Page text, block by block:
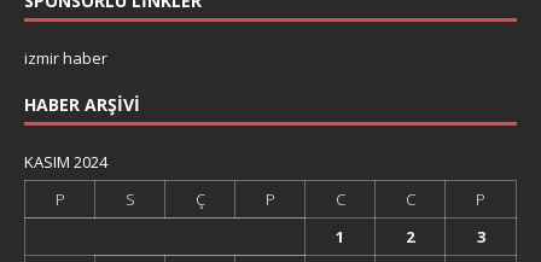
izmir haber
HABER ARŞIVI
KASIM 2024
P
S Ç P C C
P
1
2
3